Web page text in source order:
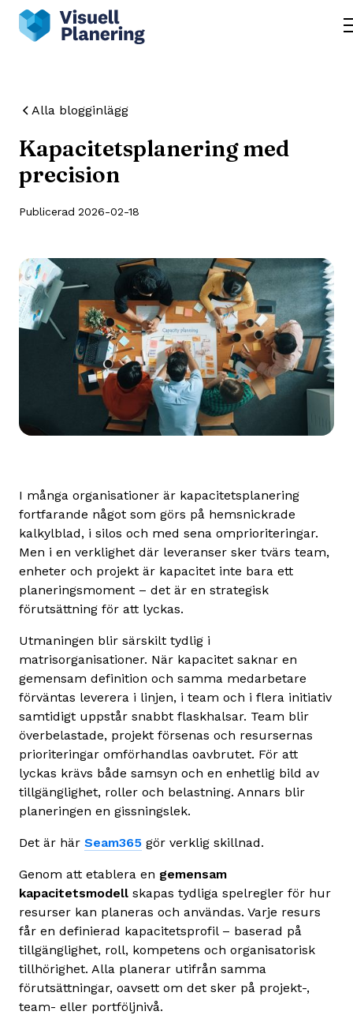
Alla blogginlägg
Kapacitetsplanering med
precision
Publicerad 2026-02-18
I många organisationer är kapacitetsplanering
fortfarande något som görs på hemsnickrade
kalkylblad, i silos och med sena omprioriteringar.
Men i en verklighet där leveranser sker tvärs team,
enheter och projekt är kapacitet inte bara ett
planeringsmoment – det är en strategisk
förutsättning för att lyckas.
Utmaningen blir särskilt tydlig i
matrisorganisationer. När kapacitet saknar en
gemensam definition och samma medarbetare
förväntas leverera i linjen, i team och i flera initiativ
samtidigt uppstår snabbt flaskhalsar. Team blir
överbelastade, projekt försenas och resursernas
prioriteringar omförhandlas oavbrutet. För att
lyckas krävs både samsyn och en enhetlig bild av
tillgänglighet, roller och belastning. Annars blir
planeringen en gissningslek.
Det är här Seam365 gör verklig skillnad.
Genom att etablera en gemensam
kapacitetsmodell skapas tydliga spelregler för hur
resurser kan planeras och användas. Varje resurs
får en definierad kapacitetsprofil – baserad på
tillgänglighet, roll, kompetens och organisatorisk
tillhörighet. Alla planerar utifrån samma
förutsättningar, oavsett om det sker på projekt-,
team- eller portföljnivå.